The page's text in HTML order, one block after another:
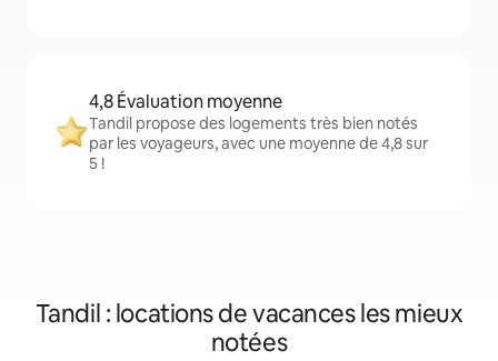
4,8 Évaluation moyenne
Tandil propose des logements très bien notés
par les voyageurs, avec une moyenne de 4,8 sur
5 !
Tandil : locations de vacances les mieux
notées